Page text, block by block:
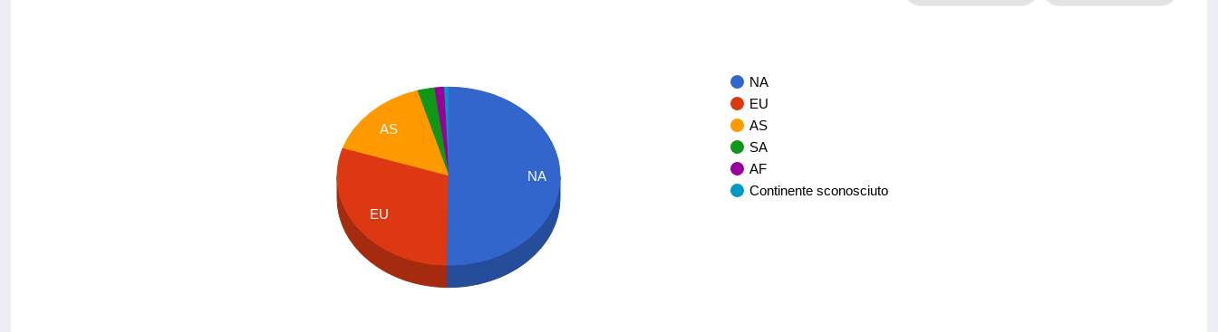
NA
EU
AS
SA
AF
Continente sconosciuto
AS
EU
NA